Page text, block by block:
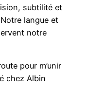
subtilité et
langue et
notre
pour m’unir
chez Albin